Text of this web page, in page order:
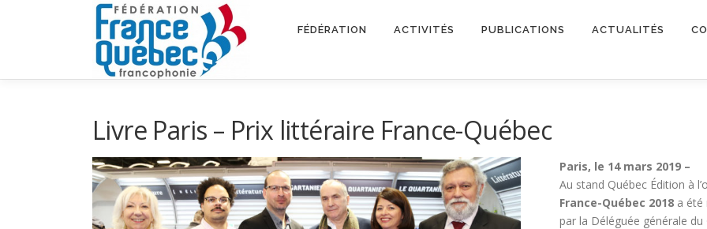
FÉDÉRATION ACTIVITÉS PUBLICATIONS ACTUALITÉS
Livre Paris – Prix littéraire France-Québec
Paris, le 14 mars 2019 –
Au stand Québec Édition à
France-Québec 2018 a été
par la Déléguée générale